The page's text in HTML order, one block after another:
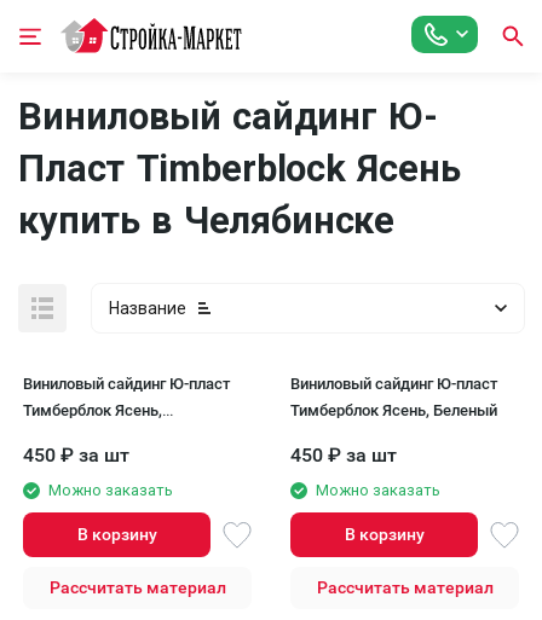
Виниловый сайдинг Ю-
Пласт Timberblock Ясень
купить в Челябинске
Название
Виниловый сайдинг Ю-пласт
Тимберблок Ясень,
450 ₽ за шт
Можно заказать
В корзину
Рассчитать материал
Виниловый сайдинг Ю-пласт
Тимберблок Ясень, Беленый
450 ₽ за шт
Можно заказать
В корзину
Рассчитать материал